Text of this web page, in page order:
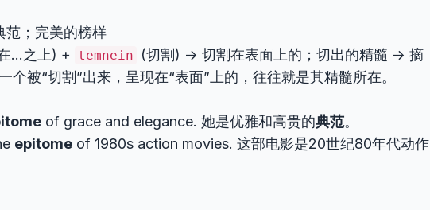
范；完美的榜样
…之上) + temnein
(切割) -> 切割在表面上的；切出的精髓 -> 摘
个被“切割”出来，呈现在“表面”上的，往往就是其精髓所在。
of grace and elegance. 她是优雅和高贵的典范。
epitome of 1980s action movies. 这部电影是20世纪80年代动作